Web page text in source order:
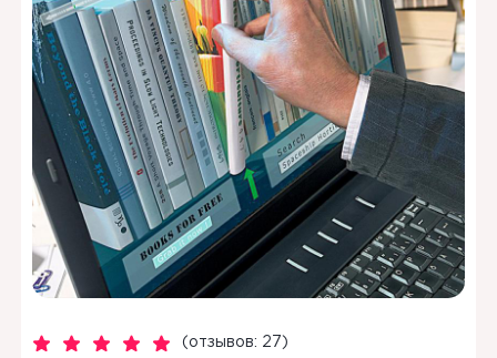
(отзывов: 27)